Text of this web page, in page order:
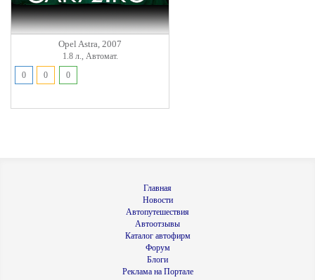
Opel Astra, 2007
1.8 л., Автомат.
0
0 0
Главная
Новости
Автопутешествия
Автоотзывы
Каталог автофирм
Форум
Блоги
Реклама на Портале